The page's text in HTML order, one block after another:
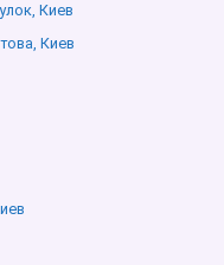
Киев
Киев